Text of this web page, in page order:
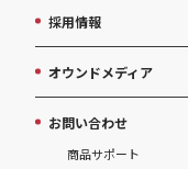
採用情報
オウンドメディア
お問い合わせ
商品サポート